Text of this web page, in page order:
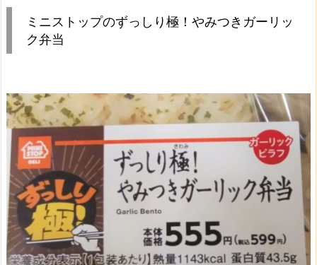
ミニストップのずっしり極！やみつきガーリッ
ク弁当